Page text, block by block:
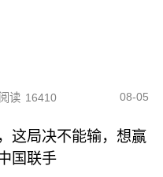
阅读 16410 08-05
这局决不能输，想赢
国联手